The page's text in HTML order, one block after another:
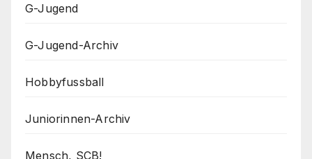
G-Jugend
G-Jugend-Archiv
Hobbyfussball
Juniorinnen-Archiv
Mensch, SCB!